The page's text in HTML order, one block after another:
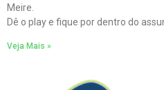
Meire.
Dê o play e fique por dentro do
Veja Mais »